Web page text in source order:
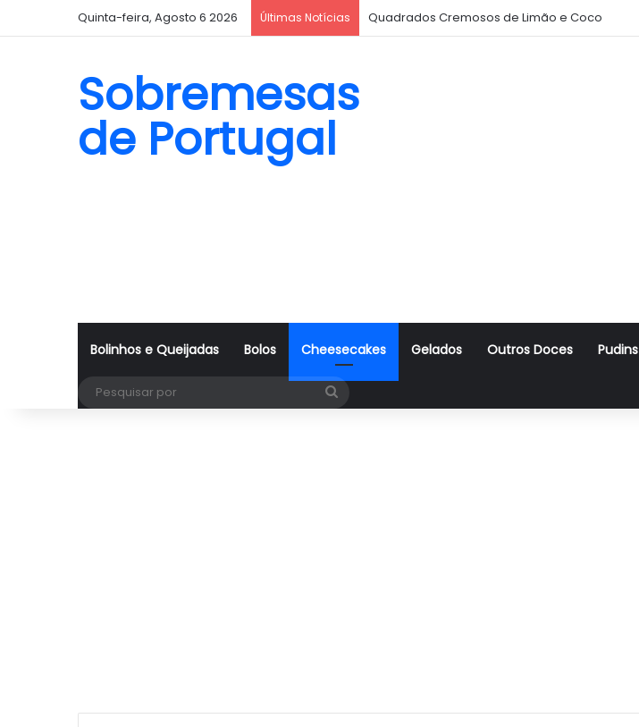
Quinta-feira, Agosto 6 2026 Últimas Notícias Quadrados Cremosos de Limão e Coco
Sobremesas
de Portugal
Bolinhos e Queijadas Bolos Cheesecakes Gelados Outros Doces Pudins